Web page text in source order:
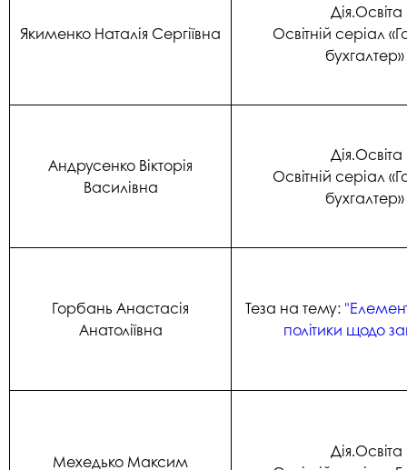
Якименко Наталія Сергіївна
Дія.Освіта
Освітній серіал
бухгалтер»
Андрусенко Вікторія
Василівна
Дія.Освіта
Освітній серіал
бухгалтер»
Горбань Анастасія
Анатоліївна
Теза на тему:
політики щодо
Мехедько Максим
Дія.Освіта